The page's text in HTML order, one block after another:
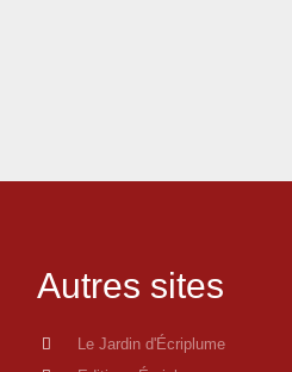
Autres sites
Le Jardin d'Écriplume